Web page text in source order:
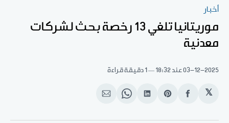
أخبار
موريتانيا تلغي 13 رخصة بحث لشركات
معدنية
03-12-2025عند 18:32 1 دقيقة قراءة
𝕏
انشر
الفيسبوك
Share
Pinterest
انشر
لينكد
Share
WhatsApp
انشر
الإيميل